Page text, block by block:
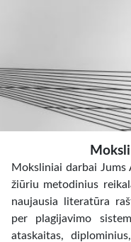
Moksliniai darbai Jums
žiūriu metodinius
naujausia literatūra
per plagijavimo
ataskaitas,